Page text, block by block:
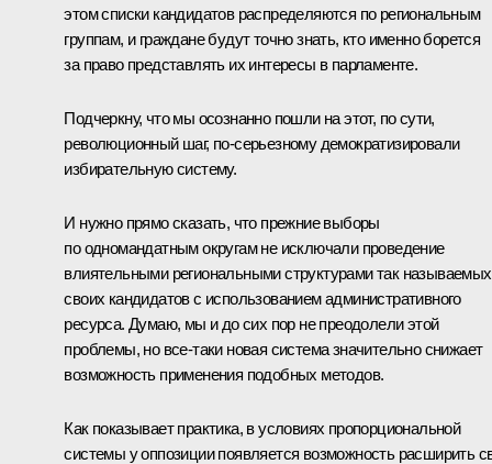
этом списки кандидатов распределяются по региональным
группам, и граждане будут точно знать, кто именно борется
за право представлять их интересы в парламенте.
Подчеркну, что мы осознанно пошли на этот, по сути,
революционный шаг, по‑серьезному демократизировали
избирательную систему.
И нужно прямо сказать, что прежние выборы
по одномандатным округам не исключали проведение
влиятельными региональными структурами так называемых
своих кандидатов с использованием административного
ресурса. Думаю, мы и до сих пор не преодолели этой
проблемы, но все‑таки новая система значительно снижает
возможность применения подобных методов.
Как показывает практика, в условиях пропорциональной
системы у оппозиции появляется возможность расширить